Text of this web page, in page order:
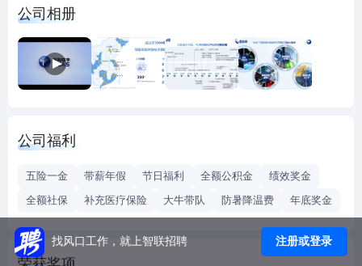
国科环宇始终以服务国家战略和国防建设为己任，经过多年
的励精图治，建立了完善的高可靠电子系统和智能测试系统
研制与生产体系，整体水平处于国内领先地位，为我国武器
装备现代化建设做出了突出贡献。引领关键电子技术创新，
通过高可靠、智能化的软硬件技术创新，努力成为国内领先
公司相册
公司福利
五险一金 带薪年假 节日福利 全额公积金
绩效奖金
全额社保
补充医疗保险 大牛带队 防暑降温费 年底奖金
找风口工作，就上智联招聘 注册或登录